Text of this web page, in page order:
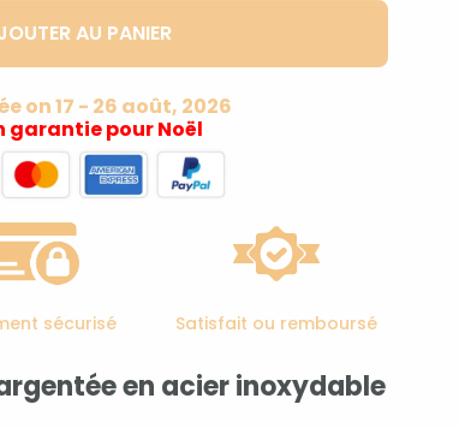
AU PANIER
on 17 - 26 août, 2026
garantie pour Noël
sécurisé Satisfait ou remboursé
en acier inoxydable